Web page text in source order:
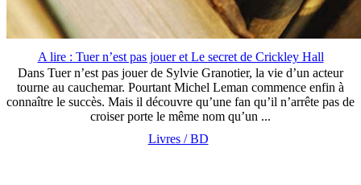
A lire : Tuer n’est pas jouer et Le secret de Crickley Hall
Dans Tuer n’est pas jouer de Sylvie Granotier, la vie d’un acteur
tourne au cauchemar. Pourtant Michel Leman commence enfin à
connaître le succès. Mais il découvre qu’une fan qu’il n’arrête pas de
croiser porte le même nom qu’un ...
Livres / BD